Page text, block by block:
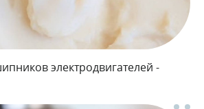
электродвигателей -